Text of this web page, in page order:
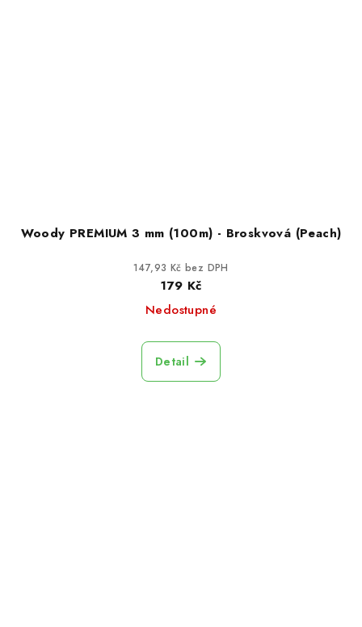
Woody PREMIUM 3 mm (100m) - Broskvová (Peach)
147,93 Kč bez DPH
179 Kč
Nedostupné
Detail